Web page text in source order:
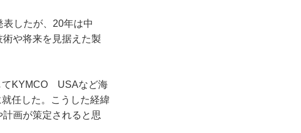
したが、20年は中
や将来を見据えた製
てKYMCO USAなど海
任した。こうした経緯
画が策定されると思